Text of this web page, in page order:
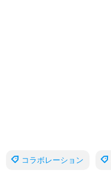
コラボレーション